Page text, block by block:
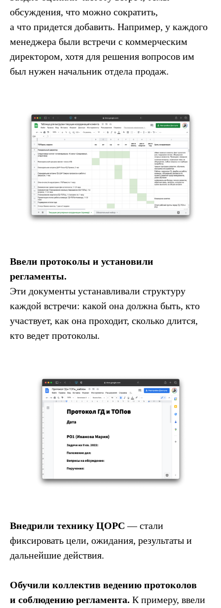
обсуждения, что можно сократить,
а что придется добавить. Например, у каждого
менеджера были встречи с коммерческим
директором, хотя для решения вопросов им
был нужен начальник отдела продаж.
Ввели протоколы и установили
регламенты.
Эти документы устанавливали структуру
каждой встречи: какой она должна быть, кто
участвует, как она проходит, сколько длится,
кто ведет протоколы.
Внедрили технику ЦОРС — стали
фиксировать цели, ожидания, результаты и
дальнейшие действия.
Обучили коллектив ведению протоколов
и соблюдению регламента. К примеру, ввели